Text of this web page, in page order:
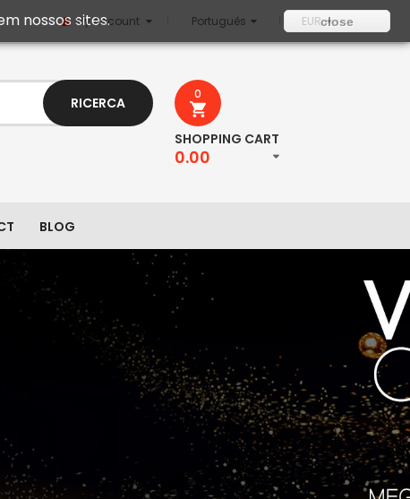
My Account EUR
Português
RICERCA
0
SHOPPING CART
0.00
BLOG
nossos sites. close